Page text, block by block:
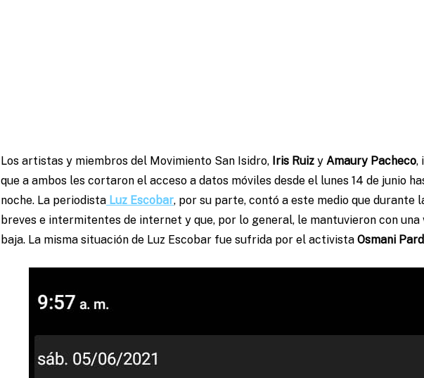
Los artistas y miembros del Movimiento San Isidro, Iris Ruizy Amaury Pacheco,
que a ambos les cortaron el acceso a datos móviles desde el lunes 14 de junio
noche. La periodista Luz Escobar, por su parte, contó a este medio que durante
breves e intermitentes de internet y que, por lo general, le mantuvieron con una
baja. La misma situación de Luz Escobar fue sufrida por el activista Osmani